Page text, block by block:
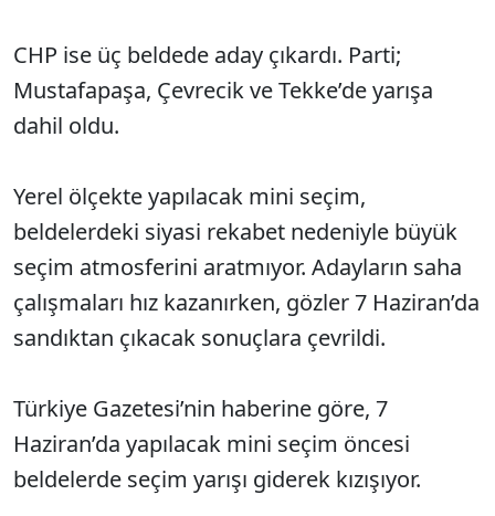
CHP ise üç beldede aday çıkardı. Parti;
Mustafapaşa, Çevrecik ve Tekke’de yarışa
dahil oldu.
Yerel ölçekte yapılacak mini seçim,
beldelerdeki siyasi rekabet nedeniyle büyük
seçim atmosferini aratmıyor. Adayların saha
çalışmaları hız kazanırken, gözler 7 Haziran’da
sandıktan çıkacak sonuçlara çevrildi.
Türkiye Gazetesi’nin haberine göre, 7
Haziran’da yapılacak mini seçim öncesi
beldelerde seçim yarışı giderek kızışıyor.